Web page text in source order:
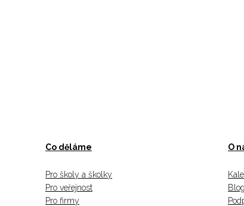
Co děláme
Pro školy a školky
Pro veřejnost
Pro firmy
O
Blog